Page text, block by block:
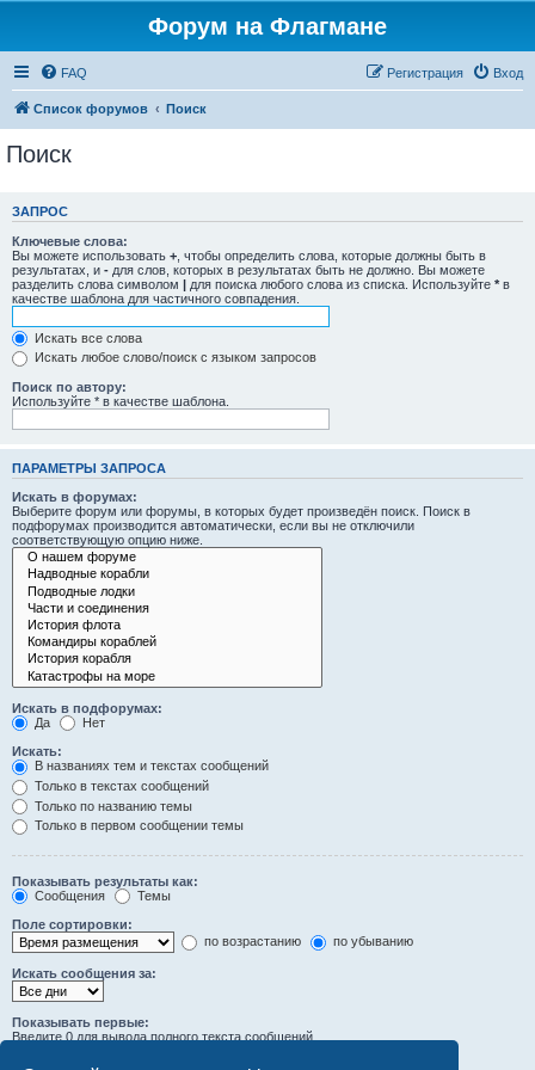
Форум на Флагмане
FAQ Вход
Регистрация
Список форумов Поиск
Поиск
ЗАПРОС
Ключевые слова:
Вы можете использовать + , чтобы определить слова, которые должны быть в
результатах, и - для слов, которых в результатах быть не должно. Вы можете
разделить слова символом | для поиска любого слова из списка. Используйте * в
качестве шаблона для частичного совпадения.
Искать все слова
Искать любое слово/поиск с языком запросов
Поиск по автору:
Используйте * в качестве шаблона.
ПАРАМЕТРЫ ЗАПРОСА
Искать в форумах:
Выберите форум или форумы, в которых будет произведён поиск. Поиск в
подфорумах производится автоматически, если вы не отключили
соответствующую опцию ниже.
Искать в подфорумах:
Да
Нет
Искать:
В названиях тем и текстах сообщений
Только в текстах сообщений
Только по названию темы
Только в первом сообщении темы
Показывать результаты как:
Сообщения
Темы
Поле сортировки:
по возрастанию
по убыванию
Искать сообщения за:
Показывать первые:
Введите 0 для вывода полного текста сообщений.